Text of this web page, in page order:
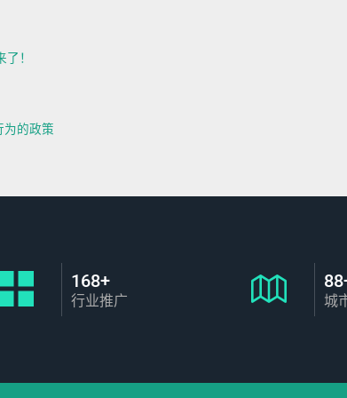
！
为的政策
168+
行业推广 城